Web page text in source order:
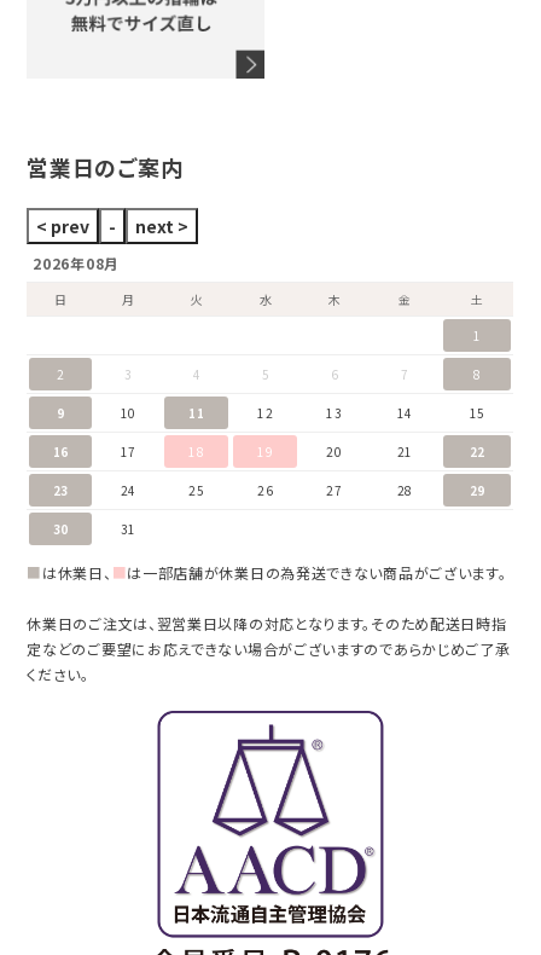
ウノアエレ
タグホイヤー
営業日のご案内
2026年08月
日 月 火 水 木 金
土
1
2 3 4 5 6 7 8
9 10 11 12 13 14 15
16 17 18 19 20 21 22
23 24 25 26 27 28 29
30 31
■は休業日、 ■は一部店舗が休業日の為発送できない商品がございます。
休業日のご注文は、翌営業日以降の対応となります。そのため配送日時指
定などのご要望にお応えできない場合がございますのであらかじめご了承
ください。